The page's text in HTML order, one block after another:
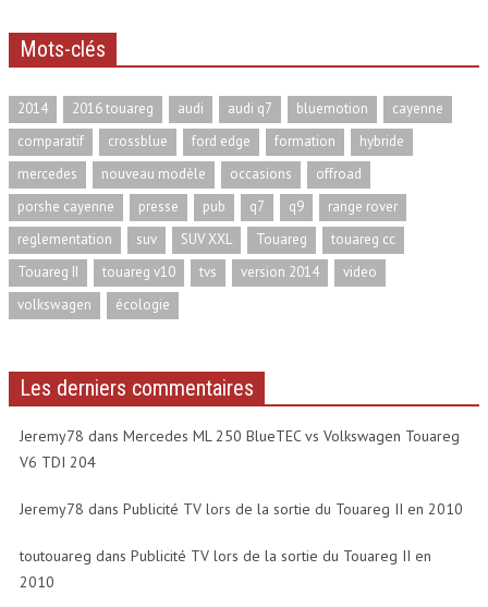
Mots-clés
2014 2016 touareg audi audi q7 bluemotion
cayenne
comparatif
crossblue ford edge formation
hybride
mercedes
nouveau modèle occasions
offroad
porshe cayenne
presse pub q7 q9
range rover
reglementation
suv SUV XXL Touareg
touareg cc
Touareg II
touareg v10 tvs version 2014
video
volkswagen
écologie
Les derniers commentaires
Jeremy78 dans Mercedes ML 250 BlueTEC vs Volkswagen Touareg
V6 TDI 204
Jeremy78 dans Publicité TV lors de la sortie du Touareg II en 2010
toutouareg dans Publicité TV lors de la sortie du Touareg II en
2010